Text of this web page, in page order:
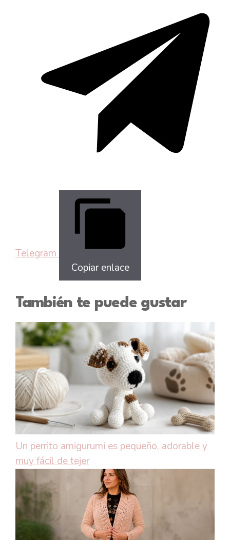
Telegram
Copiar enlace
También te puede gustar
Un perrito amigurumi es pequeño, adorable y
muy fácil de tejer